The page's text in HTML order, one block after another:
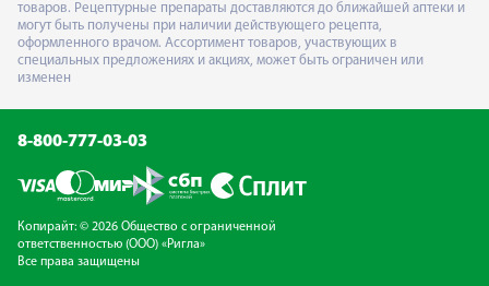
товаров. Рецептурные препараты доставляются до ближайшей аптеки и
могут быть получены при наличии действующего рецепта,
оформленного врачом. Ассортимент товаров, участвующих в
специальных предложениях и акциях, может быть ограничен или
изменен
8-800-777-03-03
Копирайт: © 2026 Общество с ограниченной
ответственностью (ООО) «Ригла»
Все права защищены